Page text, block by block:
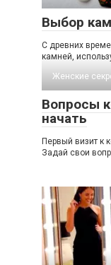
Выбор
С древних
камней,
Женские
Вопросы
начать
Первый визит к
Задай свои